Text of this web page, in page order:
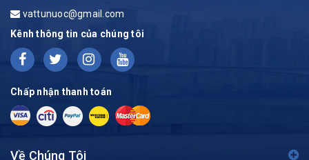
vattunuoc@gmail.com
Kênh thông tin của chúng tôi
Chấp nhận thanh toán
Về Chúng Tôi